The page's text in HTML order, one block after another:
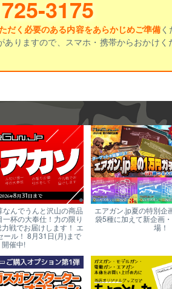
3175
だく必要のある内容をあらかじめご準備く
りますので、スマホ・携帯からおかけく
なんでうんと沢山の商品
杯の大奉仕！力の限り
戦でお届けします！ エ
ール！ 8月31日(月)まで
開催中!
エアガン.jp夏の特別企
袋5種に加えて新企画
場！